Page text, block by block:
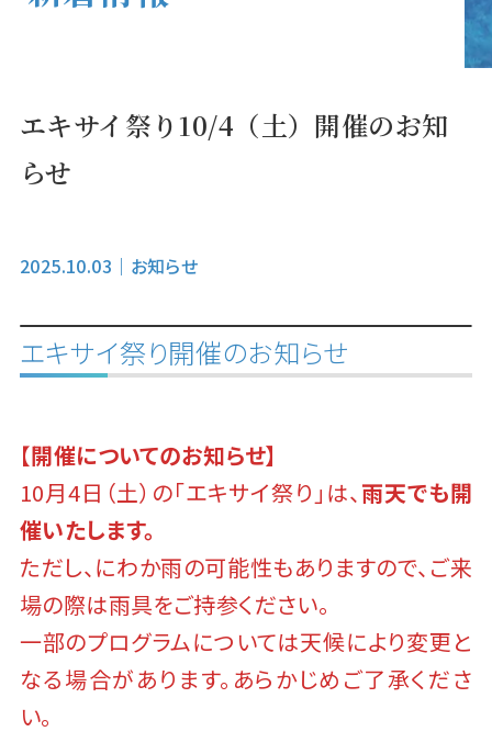
エキサイ祭り10/4（土）開催のお知
らせ
2025.10.03 ｜ お知らせ
エキサイ祭り開催のお知らせ
【開催についてのお知らせ】
10月4日（土）の「エキサイ祭り」は、雨天でも開
催いたします。
ただし、にわか雨の可能性もありますので、ご来
場の際は雨具をご持参ください。
一部のプログラムについては天候により変更と
なる場合があります。あらかじめご了承くださ
い。